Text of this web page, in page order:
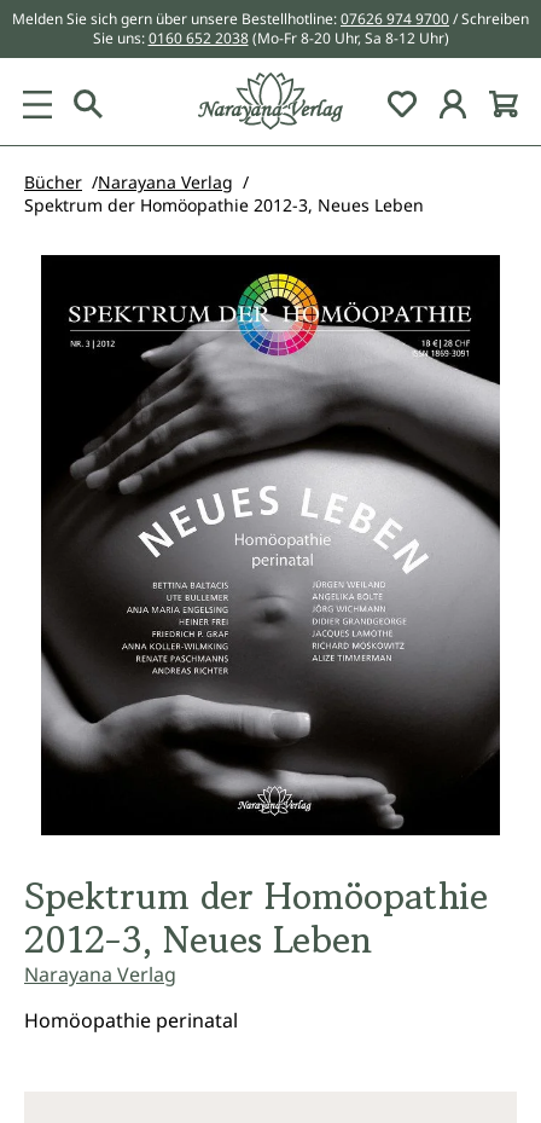
springen
Melden Sie sich gern über unsere Bestellhotline:07626 974 9700/ Schreiben
Sie uns:0160 652 2038 (Mo-Fr 8-20 Uhr, Sa 8-12 Uhr)
Du hast 0
Bücher
Narayana Verlag
Spektrum der Homöopathie 2012-3, Neues Leben
Spektrum der Homöopathie
2012-3, Neues Leben
Narayana Verlag
Homöopathie perinatal